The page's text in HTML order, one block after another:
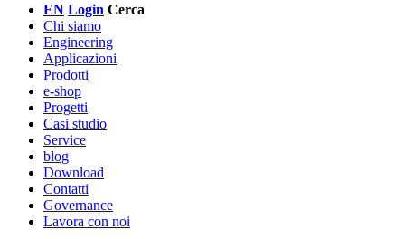
EN Login Cerca
Chi siamo
Engineering
Applicazioni
Prodotti
e-shop
Progetti
Casi studio
Service
blog
Download
Contatti
Governance
Lavora con noi